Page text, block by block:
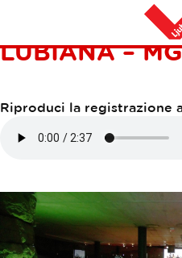
Casa
MUSEO
LUBIANA –
Riproduci la registrazione